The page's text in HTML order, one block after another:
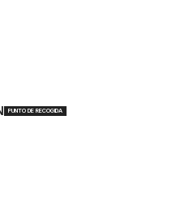
PUNTO DE RECOGIDA